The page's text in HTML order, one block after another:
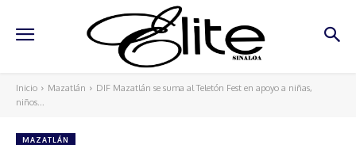
Inicio Mazatlán
DIF Mazatlán se suma al Teletón Fest en apoyo a niñas,
niños...
MAZATLÁN